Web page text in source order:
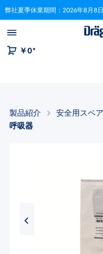
to B2B platform
￥0*
製品紹介
安全用スペ
呼吸器